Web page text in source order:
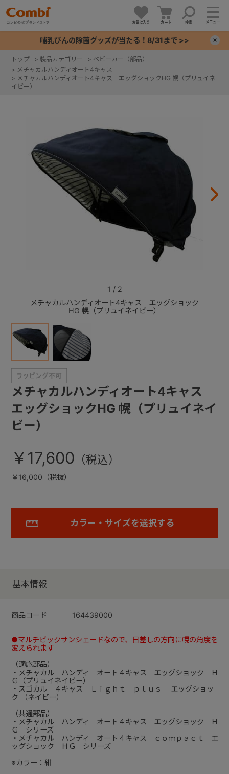
お気に入り カート 検索 メニュー
哺乳びんの除菌グッズが当たる！8/31まで >>
トップ > 製品カテゴリー > ベビーカー（部品）
> メチャカルハンディオート4キャス
> メチャカルハンディオート4キャス エッグショックHG 幌（プリュイネ
イビー）
メチャカルハンディオート4キャス エッグショック
HG 幌（プリュイネイビー）
1 / 2
メチャカルハンディオート4キャス
エッグショックHG 幌（プリュイネイ
ビー）
￥17,600
￥16,000（税抜）
カラー・サイズを選択する
基本情報
商品コード 164439000
●マルチビックサンシェードなので、日差しの方向に幌の角度を
変えられます
（適応部品）
・メチャカル ハンディ オート４キャス エッグショック Ｈ
Ｇ（プリュイネイビー）
・スゴカル ４キャス Ｌｉｇｈｔ ｐｌｕｓ エッグショッ
ク （ネイビー）
（共通部品）
・メチャカル ハンディ オート４キャス エッグショック Ｈ
Ｇ シリーズ
・メチャカル ハンディ オート４キャス ｃｏｍｐａｃｔ エ
ッグショック ＨＧ シリーズ
※カラー：紺